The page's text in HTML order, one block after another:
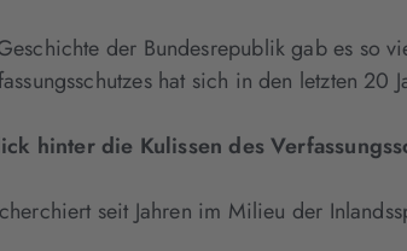
der Bundesrepublik gab es so
hat sich in den letzten
hinter die Kulissen des
seit Jahren im Milieu der